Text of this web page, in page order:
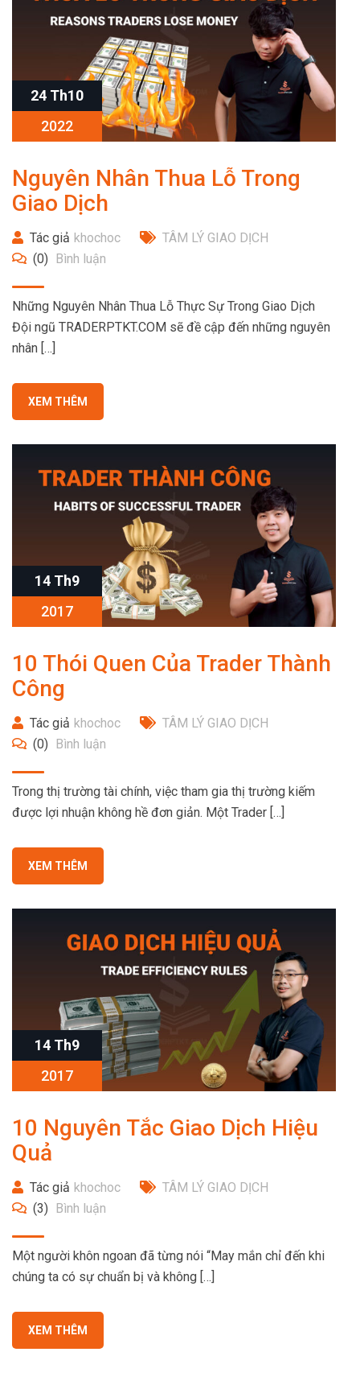
24 Th10
2022
Nguyên Nhân Thua Lỗ Trong
Giao Dịch
Tác giả khochoc
TÂM LÝ GIAO DỊCH
(0) Bình luận
Những Nguyên Nhân Thua Lỗ Thực Sự Trong Giao Dịch
Đội ngũ TRADERPTKT.COM sẽ đề cập đến những nguyên
nhân […]
XEM THÊM
14 Th9
2017
10 Thói Quen Của Trader Thành
Công
Tác giả khochoc
TÂM LÝ GIAO DỊCH
(0) Bình luận
Trong thị trường tài chính, việc tham gia thị trường kiếm
được lợi nhuận không hề đơn giản. Một Trader […]
XEM THÊM
14 Th9
2017
10 Nguyên Tắc Giao Dịch Hiệu
Quả
Tác giả khochoc
TÂM LÝ GIAO DỊCH
(3) Bình luận
Một người khôn ngoan đã từng nói “May mắn chỉ đến khi
chúng ta có sự chuẩn bị và không […]
XEM THÊM